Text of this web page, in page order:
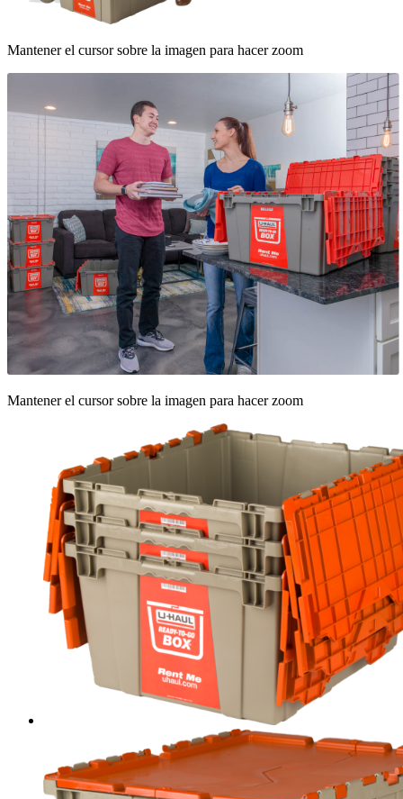
Mantener el cursor sobre la imagen para hacer zoom
Mantener el cursor sobre la imagen para hacer zoom